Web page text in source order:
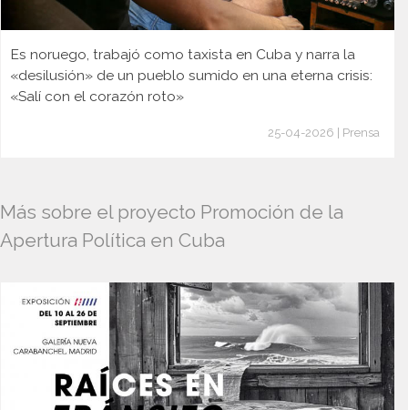
Es noruego, trabajó como taxista en Cuba y narra la
«desilusión» de un pueblo sumido en una eterna crisis:
«Salí con el corazón roto»
25-04-2026 | Prensa
Más sobre el proyecto Promoción de la
Apertura Política en Cuba